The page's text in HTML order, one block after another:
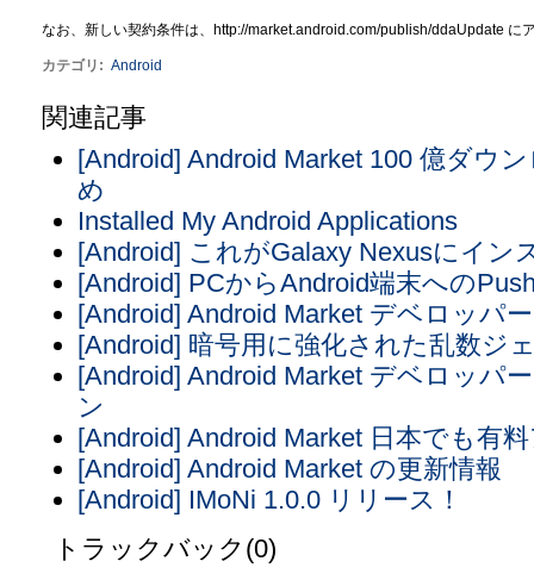
なお、新しい契約条件は、http://market.android.com/publish/ddaUpdate に
カテゴリ : Android
関連記事
[Android] Android Market 100 億ダウ
め
Installed My Android Applications
[Android] これがGalaxy Nexusにイン
[Android] PCからAndroid端末への
[Android] Android Market デベロッパ
[Android] 暗号用に強化された乱数ジ
[Android] Android Market デベロッパ
ン
[Android] Android Market 日本でも有
[Android] Android Market の更新情報
[Android] IMoNi 1.0.0 リリース！
トラックバック(0)